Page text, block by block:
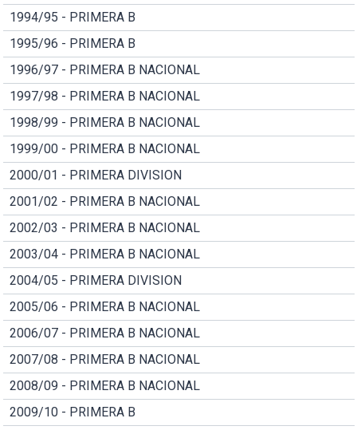
1994/95 - PRIMERA B
1995/96 - PRIMERA B
1996/97 - PRIMERA B NACIONAL
1997/98 - PRIMERA B NACIONAL
1998/99 - PRIMERA B NACIONAL
1999/00 - PRIMERA B NACIONAL
2000/01 - PRIMERA DIVISION
2001/02 - PRIMERA B NACIONAL
2002/03 - PRIMERA B NACIONAL
2003/04 - PRIMERA B NACIONAL
2004/05 - PRIMERA DIVISION
2005/06 - PRIMERA B NACIONAL
2006/07 - PRIMERA B NACIONAL
2007/08 - PRIMERA B NACIONAL
2008/09 - PRIMERA B NACIONAL
2009/10 - PRIMERA B